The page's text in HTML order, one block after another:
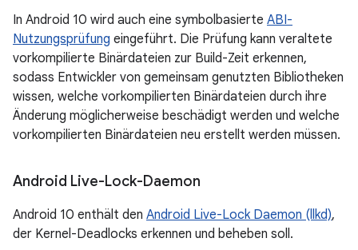
In Android 10 wird auch eine symbolbasierte ABI-
Nutzungsprüfung eingeführt. Die Prüfung kann veraltete
vorkompilierte Binärdateien zur Build-Zeit erkennen,
sodass Entwickler von gemeinsam genutzten Bibliotheken
wissen, welche vorkompilierten Binärdateien durch ihre
Änderung möglicherweise beschädigt werden und welche
vorkompilierten Binärdateien neu erstellt werden müssen.
Android Live-Lock-Daemon
Android 10 enthält den Android Live-Lock Daemon (llkd),
der Kernel-Deadlocks erkennen und beheben soll.